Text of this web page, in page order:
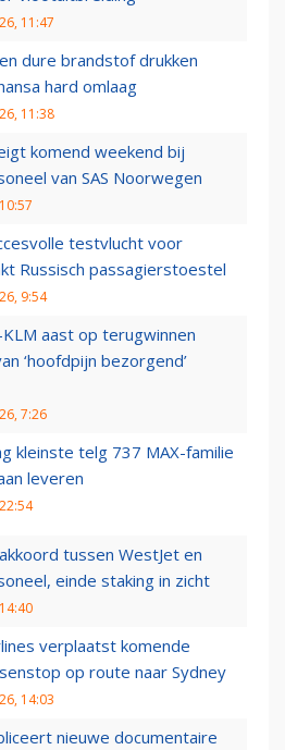
11:47
dure brandstof drukken
hard omlaag
11:38
komend weekend bij
van SAS Noorwegen
testvlucht voor
Russisch passagierstoestel
9:54
KLM aast op terugwinnen
‘hoofdpijn bezorgend’
7:26
kleinste telg 737 MAX-familie
leveren
tussen WestJet en
einde staking in zicht
verplaatst komende
op route naar Sydney
14:03
nieuwe documentaire